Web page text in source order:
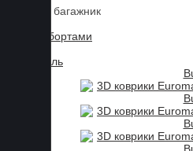
Коврики в багажник
3D Eva с бортами
3D Текстиль